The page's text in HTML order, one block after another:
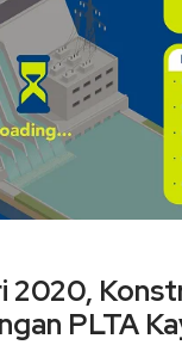
2020,
PLTA